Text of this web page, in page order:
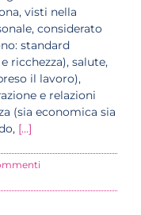
visti nella
considerato
standard
ricchezza), salute,
il lavoro),
e relazioni
(sia economica sia
[...]